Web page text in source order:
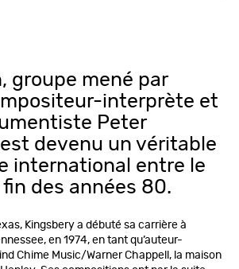
groupe mené par
interprète et
Peter
devenu un véritable
international entre le
des années 80.
Kingsbery a débuté sa carrière à
en 1974, en tant qu’auteur-
Chime Music/Warner Chappell, la maison